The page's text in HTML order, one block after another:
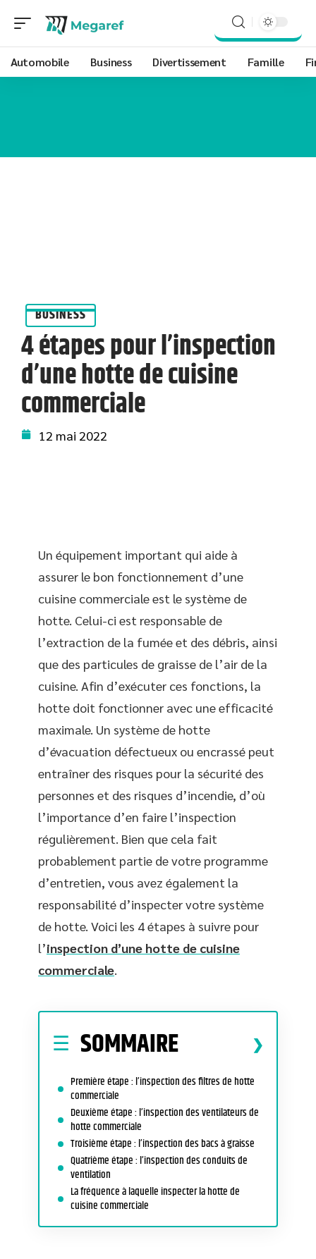
Automobile Business Divertissement Famille
BUSINESS
4 étapes pour l’inspection
d’une hotte de cuisine
commerciale
12 mai 2022
Un équipement important qui aide à
assurer le bon fonctionnement d’une
cuisine commerciale est le système de
hotte. Celui-ci est responsable de
l’extraction de la fumée et des débris, ainsi
que des particules de graisse de l’air de la
cuisine. Afin d’exécuter ces fonctions, la
hotte doit fonctionner avec une efficacité
maximale. Un système de hotte
d’évacuation défectueux ou encrassé peut
entraîner des risques pour la sécurité des
personnes et des risques d’incendie, d’où
l’importance d’en faire l’inspection
régulièrement. Bien que cela fait
probablement partie de votre programme
d’entretien, vous avez également la
responsabilité d’inspecter votre système
de hotte. Voici les 4 étapes à suivre pour
l’inspection d’une hotte de cuisine
commerciale.
SOMMAIRE
Première étape : l’inspection des filtres de hotte
commerciale
Deuxième étape : l’inspection des ventilateurs de
hotte commerciale
Troisième étape : l’inspection des bacs à graisse
Quatrième étape : l’inspection des conduits de
ventilation
La fréquence à laquelle inspecter la hotte de
cuisine commerciale